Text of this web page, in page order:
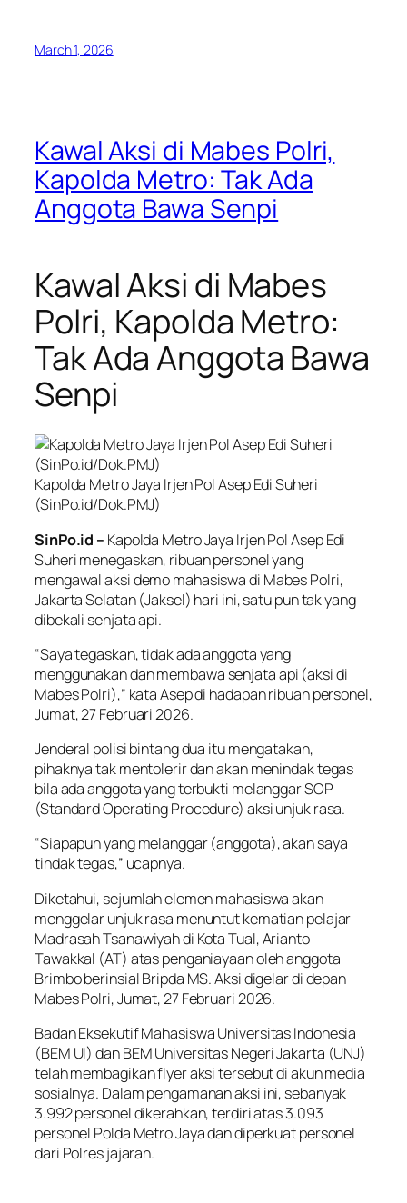
March 1, 2026
Kawal Aksi di Mabes Polri,
Kapolda Metro: Tak Ada
Anggota Bawa Senpi
Kawal Aksi di Mabes
Polri, Kapolda Metro:
Tak Ada Anggota Bawa
Senpi
Kapolda Metro Jaya Irjen Pol Asep Edi Suheri
(SinPo.id/Dok.PMJ)
SinPo.id – Kapolda Metro Jaya Irjen Pol Asep Edi
Suheri menegaskan, ribuan personel yang
mengawal aksi demo mahasiswa di Mabes Polri,
Jakarta Selatan (Jaksel) hari ini, satu pun tak yang
dibekali senjata api.
“Saya tegaskan, tidak ada anggota yang
menggunakan dan membawa senjata api (aksi di
Mabes Polri),” kata Asep di hadapan ribuan personel,
Jumat, 27 Februari 2026.
Jenderal polisi bintang dua itu mengatakan,
pihaknya tak mentolerir dan akan menindak tegas
bila ada anggota yang terbukti melanggar SOP
(Standard Operating Procedure) aksi unjuk rasa.
“Siapapun yang melanggar (anggota), akan saya
tindak tegas,” ucapnya.
Diketahui, sejumlah elemen mahasiswa akan
menggelar unjuk rasa menuntut kematian pelajar
Madrasah Tsanawiyah di Kota Tual, Arianto
Tawakkal (AT) atas penganiayaan oleh anggota
Brimbo berinsial Bripda MS. Aksi digelar di depan
Mabes Polri, Jumat, 27 Februari 2026.
Badan Eksekutif Mahasiswa Universitas Indonesia
(BEM UI) dan BEM Universitas Negeri Jakarta (UNJ)
telah membagikan flyer aksi tersebut di akun media
sosialnya. Dalam pengamanan aksi ini, sebanyak
3.992 personel dikerahkan, terdiri atas 3.093
personel Polda Metro Jaya dan diperkuat personel
dari Polres jajaran.